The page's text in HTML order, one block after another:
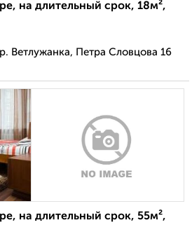
на длительный срок, 18м²,
Ветлужанка, Петра Словцова 16
на длительный срок, 55м²,